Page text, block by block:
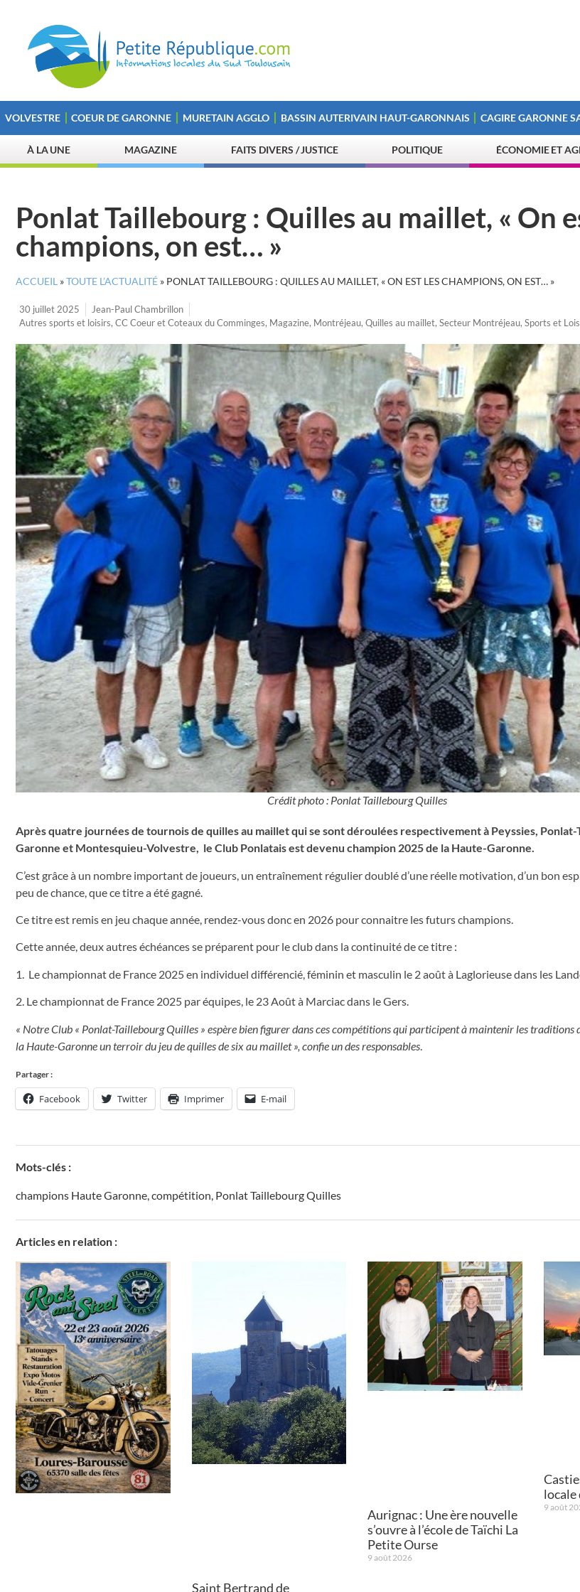
VOLVESTRE COEUR DE GARONNE MURETAIN AGGLO BASSIN AUTERIVAIN HAUT-GARONNAIS CAGIRE GARONNE
À LA UNE MAGAZINE FAITS DIVERS / JUSTICE POLITIQUE ÉCONOMIE ET
Ponlat Taillebourg : Quilles au maillet, « On
champions, on est… »
ACCUEIL »TOUTE L’ACTUALITÉ » PONLAT TAILLEBOURG : QUILLES AU MAILLET, « ON EST LES CHAMPIONS, ON EST… »
30 juillet 2025
Jean-Paul Chambrillon
Autres sports et loisirs, CC Coeur et Coteaux du Comminges, Magazine, Montréjeau, Quilles au maillet, Secteur Montréjeau, Sports et
Crédit photo : Ponlat Taillebourg Quilles
Après quatre journées de tournois de quilles au maillet qui se sont déroulées respectivement à Peyssies, Ponlat-
Garonne et Montesquieu-Volvestre, le Club Ponlatais est devenu champion 2025 de la Haute-Garonne.
C’est grâce à un nombre important de joueurs, un entraînement régulier doublé d’une réelle motivation, d’un bon
peu de chance, que ce titre a été gagné.
Ce titre est remis en jeu chaque année, rendez-vous donc en 2026 pour connaitre les futurs champions.
Cette année, deux autres échéances se préparent pour le club dans la continuité de ce titre :
1. Le championnat de France 2025 en individuel différencié, féminin et masculin le 2 août à Laglorieuse dans les
2. Le championnat de France 2025 par équipes, le 23 Août à Marciac dans le Gers.
« Notre Club « Ponlat-Taillebourg Quilles » espère bien figurer dans ces compétitions qui participent à maintenir les traditions
la Haute-Garonne un terroir du jeu de quilles de six au maillet », confie un des responsables
Partager :
Facebook Twitter Imprimer E-mail
Mots-clés :
champions Haute Garonne,compétition, Ponlat Taillebourg Quilles
Articles en relation :
Saint Bertrand de
Aurignac : Une ère nouvelle
s’ouvre à l’école de Taïchi La
Petite Ourse
9 août 2026
locale
9 août